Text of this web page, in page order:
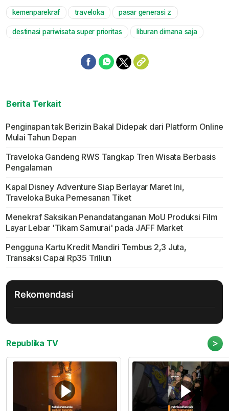
kemenparekraf traveloka pasar generasi z
destinasi pariwisata super prioritas liburan dimana saja
Berita Terkait
Penginapan tak Berizin Bakal Didepak dari Platform Online
Mulai Tahun Depan
Traveloka Gandeng RWS Tangkap Tren Wisata Berbasis
Pengalaman
Kapal Disney Adventure Siap Berlayar Maret Ini,
Traveloka Buka Pemesanan Tiket
Menekraf Saksikan Penandatanganan MoU Produksi Film
Layar Lebar 'Tikam Samurai' pada JAFF Market
Pengguna Kartu Kredit Mandiri Tembus 2,3 Juta,
Transaksi Capai Rp35 Triliun
Rekomendasi
Republika TV >